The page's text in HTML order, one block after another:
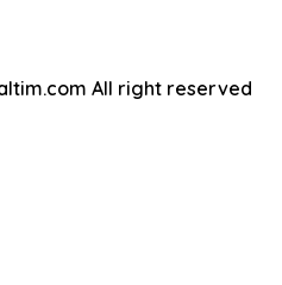
All right reserved